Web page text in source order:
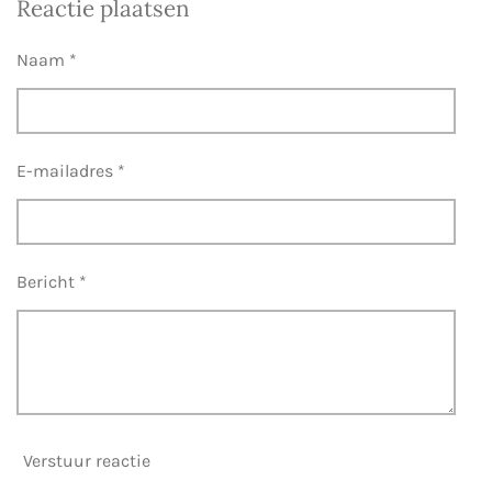
e
l
r
e
Reactie plaatsen
Naam *
E-mailadres *
Bericht *
Verstuur reactie